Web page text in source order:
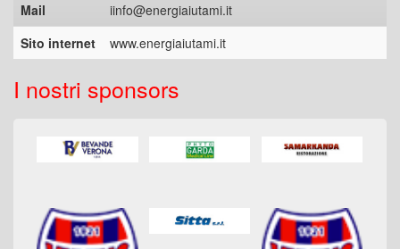
Mail
iinfo@energiaiutami.it
Sito internet
www.energiaiutami.it
I nostri sponsors